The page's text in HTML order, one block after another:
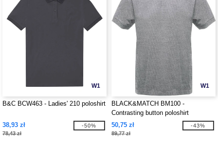
W1
B&C BCW463 - Ladies' 210 poloshirt
38,93 zł
78,43 zł
-50%
W1
BLACK&MATCH BM100 -
Contrasting button poloshirt
50,75 zł
89,77 zł
-43%